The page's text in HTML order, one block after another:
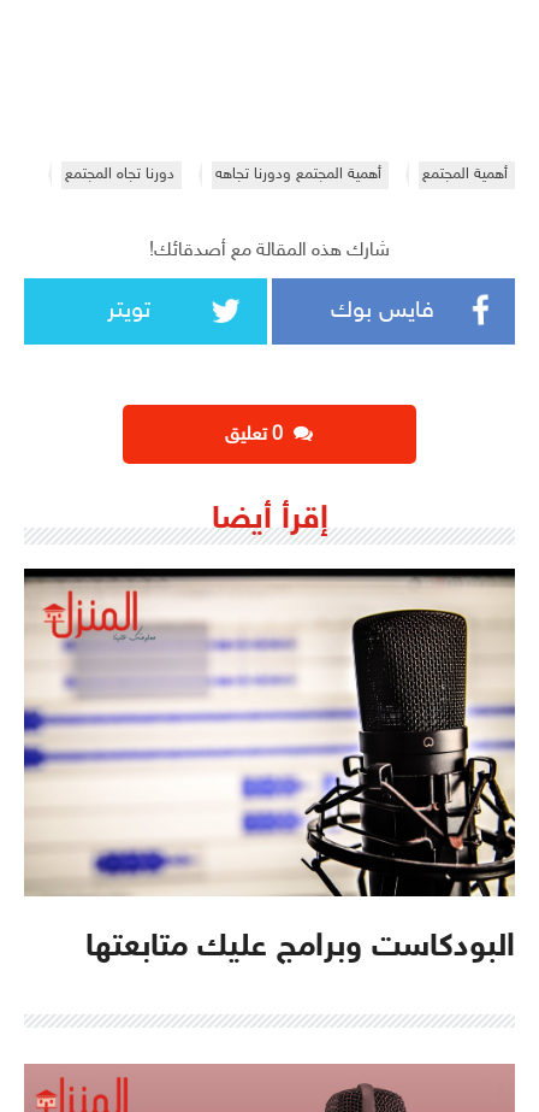
أهمية المجتمع أهمية المجتمع ودورنا تجاهه دورنا تجاه المجتمع
شارك هذه المقالة مع أصدقائك!
فايس بوك تويتر
إقرأ أيضا
البودكاست وبرامج عليك متابعتها